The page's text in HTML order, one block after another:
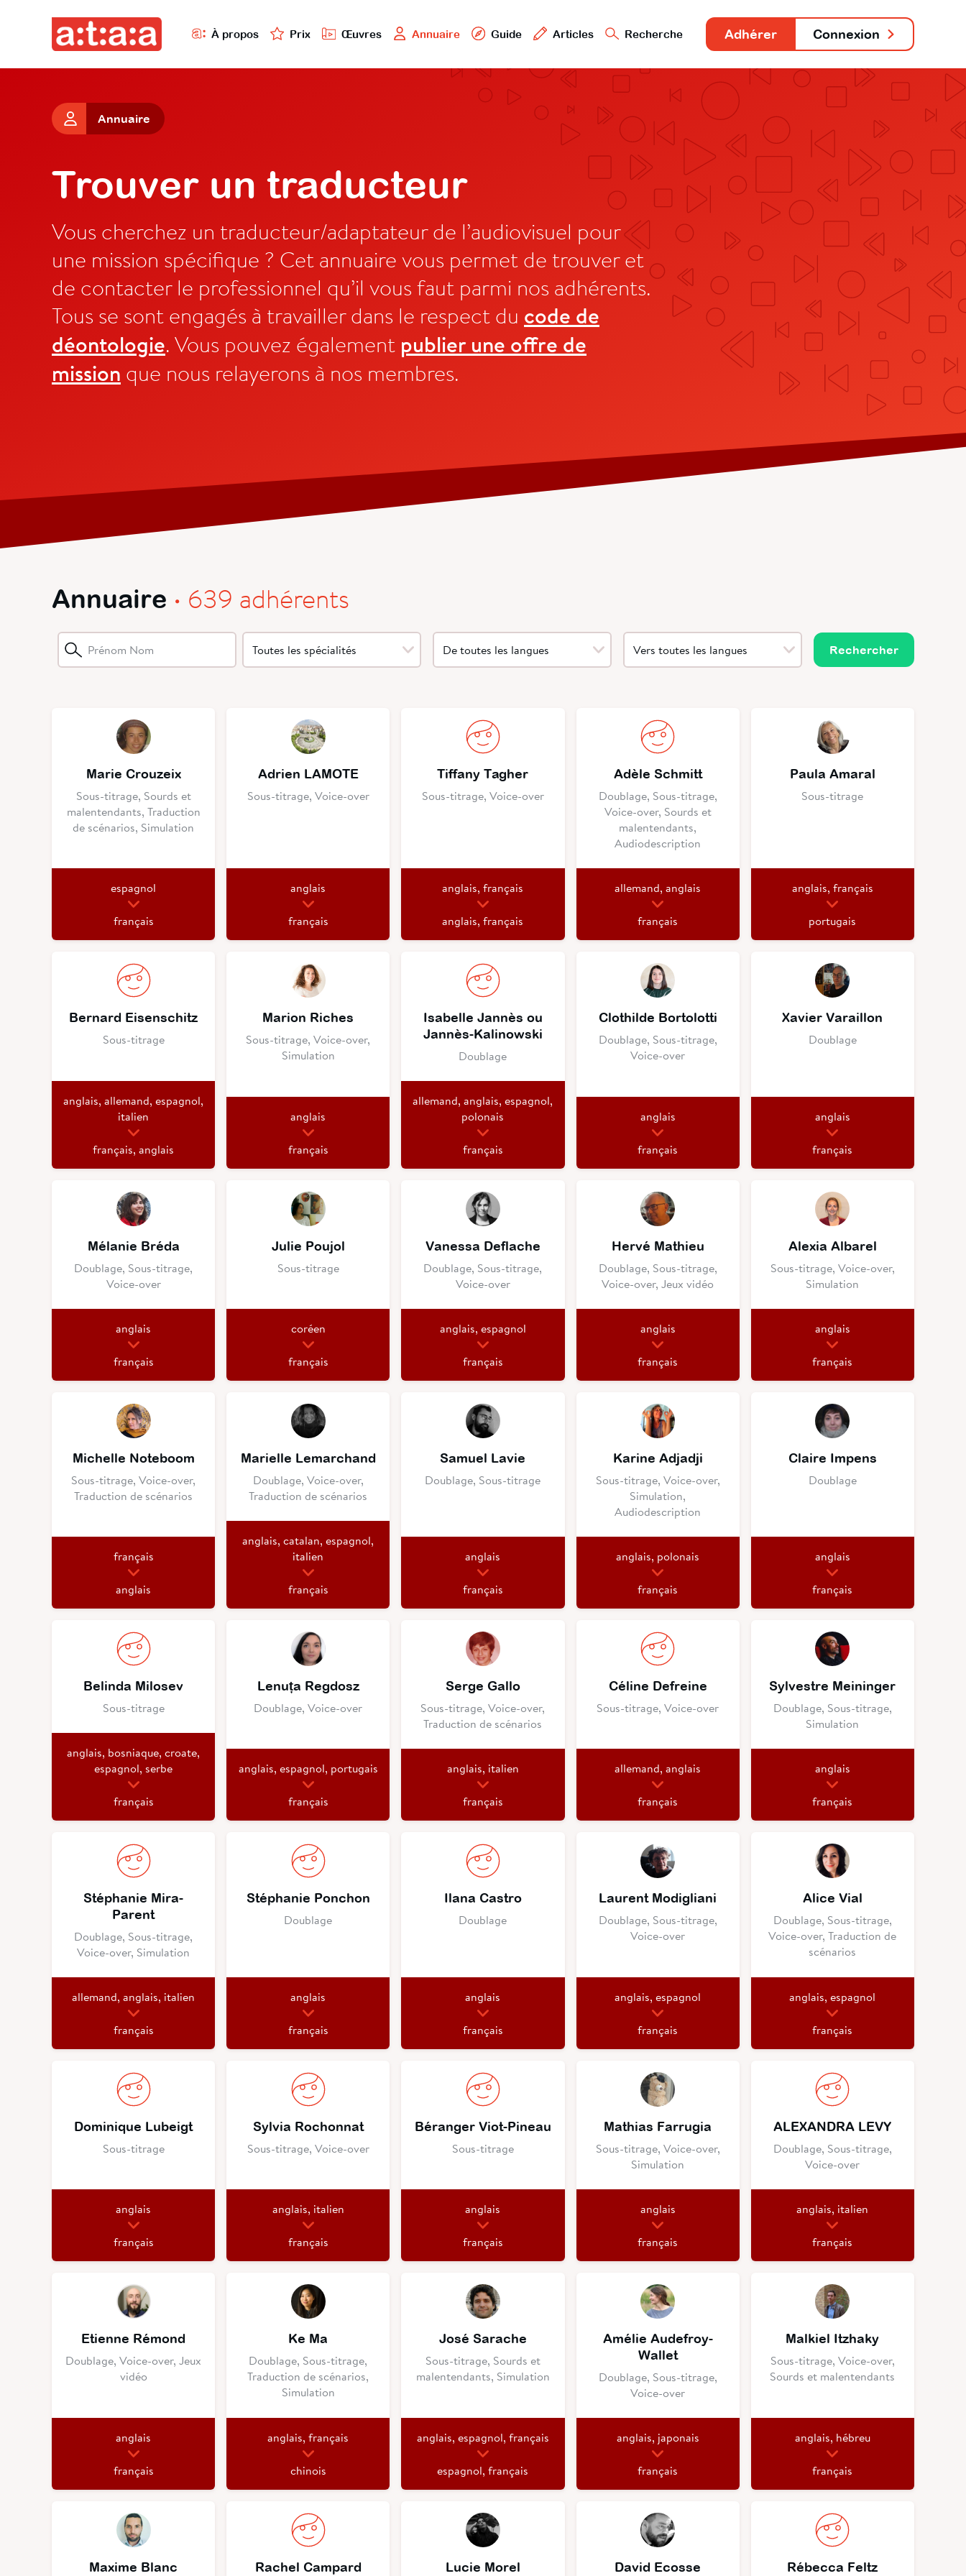
À propos Prix Œuvres Annuaire Guide Articles Recherche Adhérer Connexion
Annuaire
Trouver un traducteur
Vous cherchez un traducteur/adaptateur de l’audiovisuel pour
une mission spécifique ? Cet annuaire vous permet de trouver et
de contacter le professionnel qu’il vous faut parmi nos adhérents.
Tous se sont engagés à travailler dans le respect du code de
déontologie. Vous pouvez également publier une offre de
mission que nous relayerons à nos membres.
Annuaire • 639 adhérents
Rechercher
Marie Crouzeix
Sous-titrage, Sourds et
malentendants, Traduction
de scénarios, Simulation
espagnol
français
Adrien LAMOTE
Sous-titrage, Voice-over
anglais
français
Tiffany Tagher
Sous-titrage, Voice-over
anglais, français
anglais, français
Adèle Schmitt
Doublage, Sous-titrage,
Voice-over, Sourds et
malentendants,
Audiodescription
allemand, anglais
français
Paula Amaral
Sous-titrage
anglais, français
portugais
Bernard Eisenschitz
Sous-titrage
anglais, allemand, espagnol,
italien
français, anglais
Marion Riches
Sous-titrage, Voice-over,
Simulation
anglais
français
Isabelle Jannès ou
Jannès-Kalinowski
Doublage
allemand, anglais, espagnol,
polonais
français
Clothilde Bortolotti
Doublage, Sous-titrage,
Voice-over
anglais
français
Xavier Varaillon
Doublage
anglais
français
Mélanie Bréda
Doublage, Sous-titrage,
Voice-over
anglais
français
Julie Poujol
Sous-titrage
coréen
français
Vanessa Deflache
Doublage, Sous-titrage,
Voice-over
anglais, espagnol
français
Hervé Mathieu
Doublage, Sous-titrage,
Voice-over, Jeux vidéo
anglais
français
Alexia Albarel
Sous-titrage, Voice-over,
Simulation
anglais
français
Michelle Noteboom
Sous-titrage, Voice-over,
Traduction de scénarios
français
anglais
Marielle Lemarchand
Doublage, Voice-over,
Traduction de scénarios
anglais, catalan, espagnol,
italien
français
Samuel Lavie
Doublage, Sous-titrage
anglais
français
Karine Adjadji
Sous-titrage, Voice-over,
Simulation,
Audiodescription
anglais, polonais
français
Claire Impens
Doublage
anglais
français
Belinda Milosev
Sous-titrage
anglais, bosniaque, croate,
espagnol, serbe
français
Lenuța Regdosz
Doublage, Voice-over
anglais, espagnol, portugais
français
Serge Gallo
Sous-titrage, Voice-over,
Traduction de scénarios
anglais, italien
français
Céline Defreine
Sous-titrage, Voice-over
allemand, anglais
français
Sylvestre Meininger
Doublage, Sous-titrage,
Simulation
anglais
français
Stéphanie Mira-
Parent
Doublage, Sous-titrage,
Voice-over, Simulation
allemand, anglais, italien
français
Stéphanie Ponchon
Doublage
anglais
français
Ilana Castro
Doublage
anglais
français
Laurent Modigliani
Doublage, Sous-titrage,
Voice-over
anglais, espagnol
français
Alice Vial
Doublage, Sous-titrage,
Voice-over, Traduction de
scénarios
anglais, espagnol
français
Dominique Lubeigt
Sous-titrage
anglais
français
Sylvia Rochonnat
Sous-titrage, Voice-over
anglais, italien
français
Béranger Viot-Pineau
Sous-titrage
anglais
français
Mathias Farrugia
Sous-titrage, Voice-over,
Simulation
anglais
français
ALEXANDRA LEVY
Doublage, Sous-titrage,
Voice-over
anglais, italien
français
Etienne Rémond
Doublage, Voice-over, Jeux
vidéo
anglais
français
Ke Ma
Doublage, Sous-titrage,
Traduction de scénarios,
Simulation
anglais, français
chinois
José Sarache
Sous-titrage, Sourds et
malentendants, Simulation
anglais, espagnol, français
espagnol, français
Amélie Audefroy-
Wallet
Doublage, Sous-titrage,
Voice-over
anglais, japonais
français
Malkiel Itzhaky
Sous-titrage, Voice-over,
Sourds et malentendants
anglais, hébreu
français
Maxime Blanc Rachel Campard Lucie Morel David Ecosse Rébecca Feltz